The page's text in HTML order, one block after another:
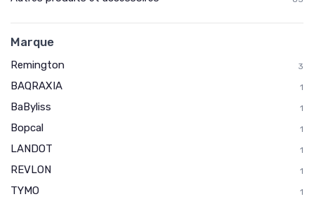
Marque
Remington 3
BAQRAXIA 1
BaByliss 1
Bopcal 1
LANDOT 1
REVLON 1
TYMO 1